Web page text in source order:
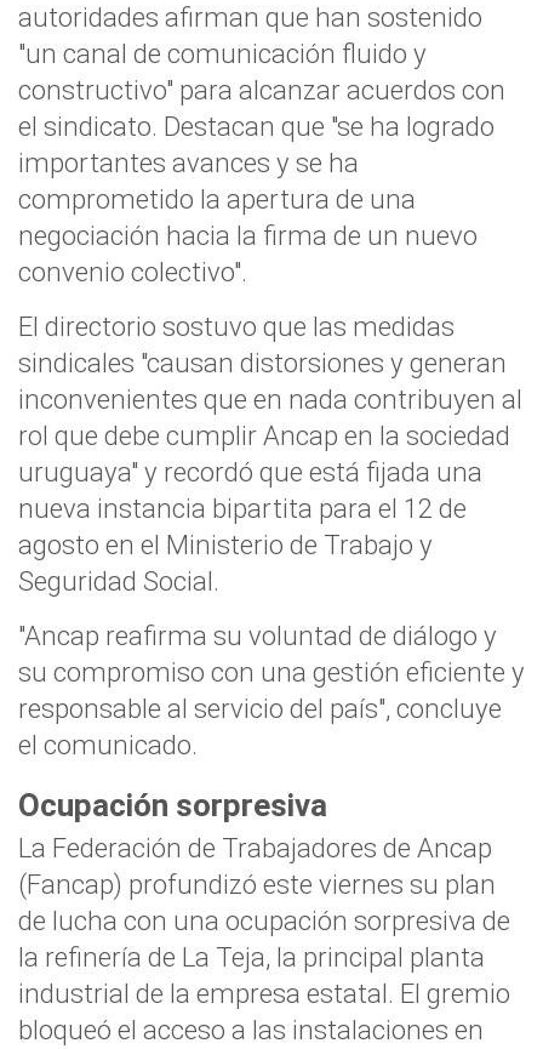
autoridades afirman que han sostenido
"un canal de comunicación fluido y
constructivo" para alcanzar acuerdos con
el sindicato. Destacan que "se ha logrado
importantes avances y se ha
comprometido la apertura de una
negociación hacia la firma de un nuevo
convenio colectivo".
El directorio sostuvo que las medidas
sindicales "causan distorsiones y generan
inconvenientes que en nada contribuyen al
rol que debe cumplir Ancap en la sociedad
uruguaya" y recordó que está fijada una
nueva instancia bipartita para el 12 de
agosto en el Ministerio de Trabajo y
Seguridad Social.
"Ancap reafirma su voluntad de diálogo y
su compromiso con una gestión eficiente y
responsable al servicio del país", concluye
el comunicado.
Ocupación sorpresiva
La Federación de Trabajadores de Ancap
(Fancap) profundizó este viernes su plan
de lucha con una ocupación sorpresiva de
la refinería de La Teja, la principal planta
industrial de la empresa estatal. El gremio
bloqueó el acceso a las instalaciones en